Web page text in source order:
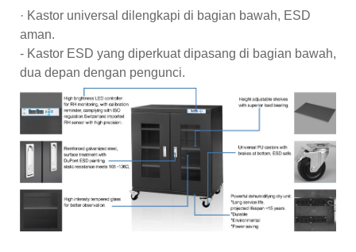
· Kastor universal dilengkapi di bagian bawah, ESD
aman.
- Kastor ESD yang diperkuat dipasang di bagian bawah,
dua depan dengan pengunci.